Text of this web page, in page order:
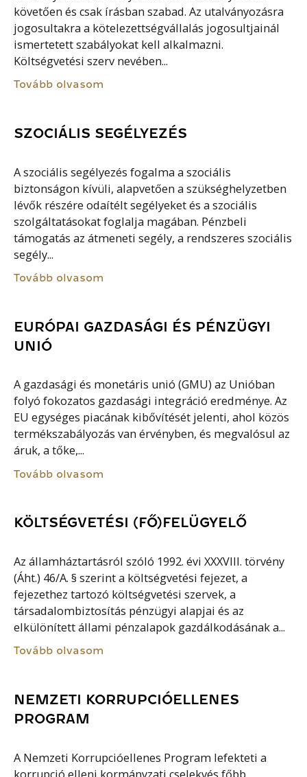
követően és csak írásban szabad. Az utalványozásra
jogosultakra a kötelezettségvállalás jogosultjainál
ismertetett szabályokat kell alkalmazni.
Költségvetési szerv nevében...
Tovább olvasom
SZOCIÁLIS SEGÉLYEZÉS
A szociális segélyezés fogalma a szociális
biztonságon kívüli, alapvetően a szükséghelyzetben
lévők részére odaítélt segélyeket és a szociális
szolgáltatásokat foglalja magában. Pénzbeli
támogatás az átmeneti segély, a rendszeres szociális
segély...
Tovább olvasom
EURÓPAI GAZDASÁGI ÉS PÉNZÜGYI
UNIÓ
A gazdasági és monetáris unió (GMU) az Unióban
folyó fokozatos gazdasági integráció eredménye. Az
EU egységes piacának kibővítését jelenti, ahol közös
termékszabályozás van érvényben, és megvalósul az
áruk, a tőke,...
Tovább olvasom
KÖLTSÉGVETÉSI (FŐ)FELÜGYELŐ
Az államháztartásról szóló 1992. évi XXXVIII. törvény
(Áht.) 46/A. § szerint a költségvetési fejezet, a
fejezethez tartozó költségvetési szervek, a
társadalombiztosítás pénzügyi alapjai és az
elkülönített állami pénzalapok gazdálkodásának a...
Tovább olvasom
NEMZETI KORRUPCIÓELLENES
PROGRAM
A Nemzeti Korrupcióellenes Program lefekteti a
korrupció elleni kormányzati cselekvés főbb